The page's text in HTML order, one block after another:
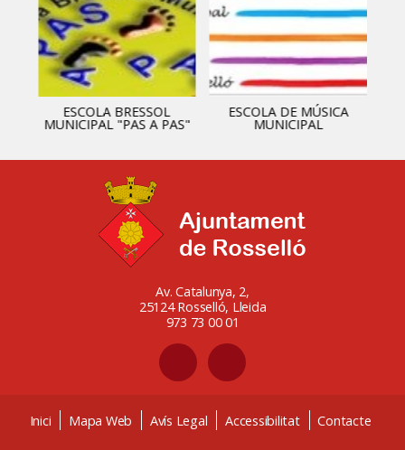
ESCOLA BRESSOL
MUNICIPAL "PAS A PAS"
ESCOLA DE MÚSICA
MUNICIPAL
Av. Catalunya, 2,
25124 Rosselló, Lleida
973 73 00 01
Inici Mapa Web Avís Legal Accessibilitat Contacte